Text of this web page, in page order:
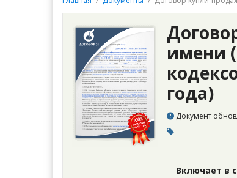
имени
года)
Документ
Включает в